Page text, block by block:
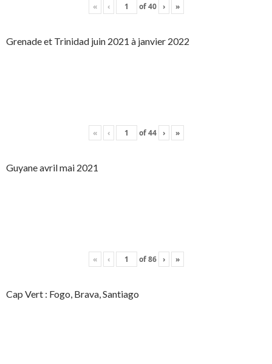
« ‹ of40 › »
Grenade et Trinidad juin 2021 à janvier 2022
« ‹ of44 › »
Guyane avril mai 2021
« ‹ of86 › »
Cap Vert : Fogo, Brava, Santiago